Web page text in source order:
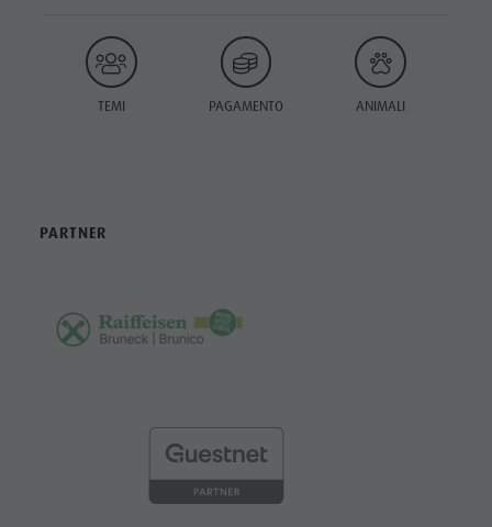
TEMI PAGAMENTO ANIMALI
PARTNER